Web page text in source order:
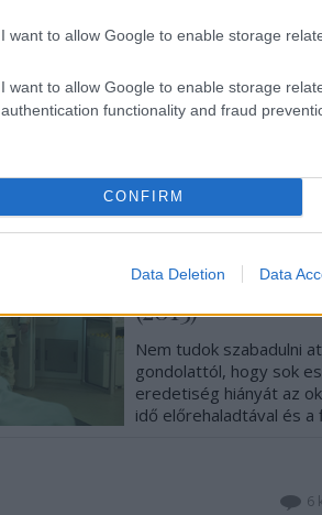
I want to allow Google to enable storage
I want to allow Google to enable storage
authentication functionality and fraud
CONFIRM
Data Deletion Data
szerelem története,
véget ér. Mivel örök
2013. november 05.
The Last Days
(2013)
Nem tudok szabadulni
gondolattól, hogy sok
eredetiség hiányát az
idő előrehaladtával és a
vagyok győződve, hogy
6